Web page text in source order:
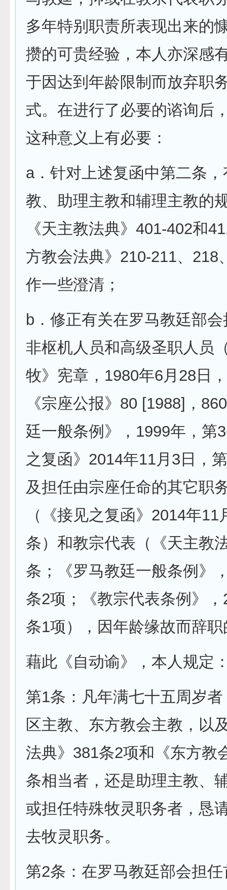
多年特别职责所表现出来的
攒的可贵经验，本人亦深感
于因达到年龄限制而放弃职
式。在进行了必要的谘询后
这种意义上有必要：
a．针对上述复函中第二条
教、助理主教和辅理主教的
《天主教法典》401-402和
方教会法典》210-211、218
作一些澄清；
b．修正有关在罗马教廷部
非枢机人员和高级圣职人员
牧》宪章，1980年6月28日
《宗座公报》80 [1988]，
廷一般条例》，1999年，第
之复函》2014年11月3日，
及担任由宗座任命的其它职
（《接见之复函》2014年11
条）和教宗代表（《天主教
条；《罗马教廷一般条例》
条2项；《教宗代表条例》
条1项），因年龄缘故而辞
藉此《自动谕》，本人规定
第1条：凡年满七十五周岁
区主教、东方教会主教，以
法典》381条2项和《东方教
条相当者，还是助理主教、
或担任特殊牧灵职务者，恳
去牧灵职务。
第2条：在罗马教廷部会担